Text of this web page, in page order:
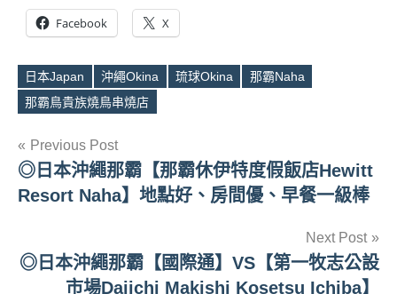
Facebook X
Tags
日本Japan 沖繩Okina 琉球Okina
那霸Naha
那霸鳥貴族燒鳥串燒店
文
章
覽
Previous Post
◎日本沖繩那霸【那霸休伊特度假飯店Hewitt
Resort Naha】地點好、房間優、早餐一級棒
Next Post
◎日本沖繩那霸【國際通】VS【第一牧志公設
市場Daiichi Makishi Kosetsu Ichiba】